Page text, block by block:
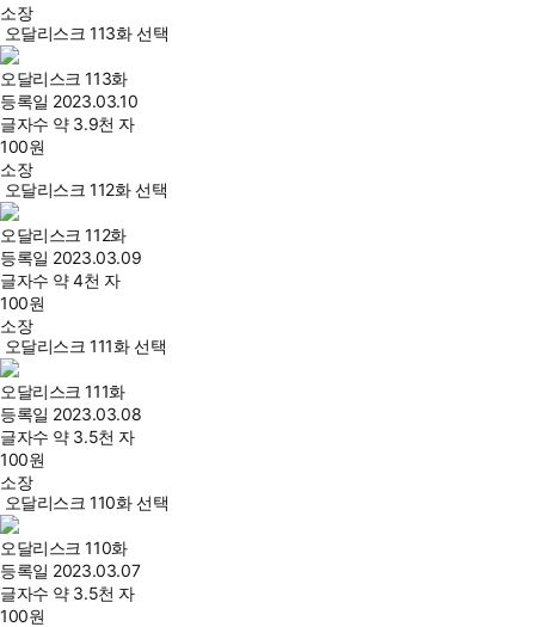
소장
오달리스크 113화 선택
오달리스크 113화
등록일 2023.03.10
글자수 약 3.9천 자
100원
소장
오달리스크 112화 선택
오달리스크 112화
등록일 2023.03.09
글자수 약 4천 자
100원
소장
오달리스크 111화 선택
오달리스크 111화
등록일 2023.03.08
글자수 약 3.5천 자
100원
소장
오달리스크 110화 선택
오달리스크 110화
등록일 2023.03.07
글자수 약 3.5천 자
100원